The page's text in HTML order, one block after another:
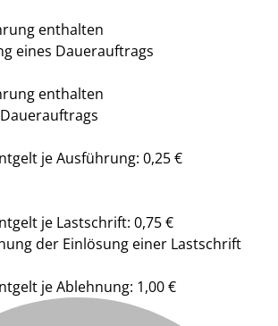
enthalten
eines Dauerauftrags
enthalten
je Ausführung: 0,25 €
je Lastschrift: 0,75 €
der Einlösung einer Lastschrift
je Ablehnung: 1,00 €